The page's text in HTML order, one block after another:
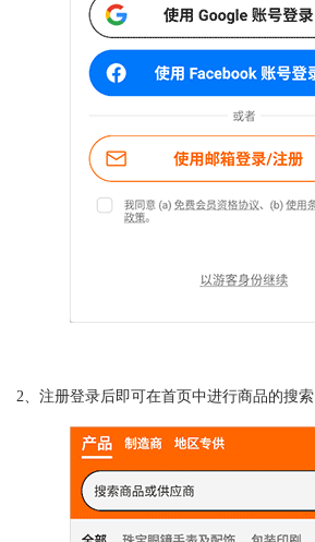
2、注册登录后即可在首页中进行商品的搜索